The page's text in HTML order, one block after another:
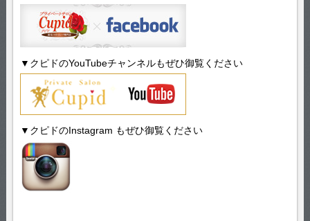
▼クピドのYouTubeチャンネルもぜひ御覧ください
▼クピドのInstagram もぜひ御覧ください